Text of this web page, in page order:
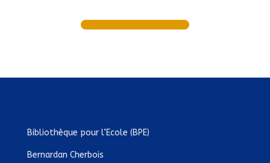
Bibliothèque pour l’Ecole (BPE)
Bernardan Cherbois